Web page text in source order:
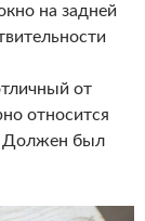
на задней
от
относится
Должен был